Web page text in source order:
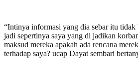
“Intinya informasi yang dia sebar itu
jadi sepertinya saya yang di jadikan
maksud mereka apakah ada rencana
terhadap saya? ucap Dayat sembari